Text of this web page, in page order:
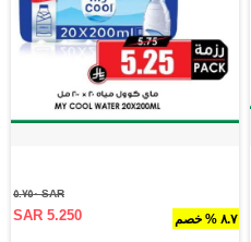
٨.٧ % خصم
SAR ٥.٧٥٠
SAR 5.250